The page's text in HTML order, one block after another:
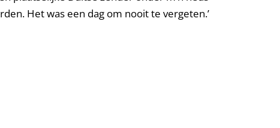
Het was een dag om nooit te vergeten.’